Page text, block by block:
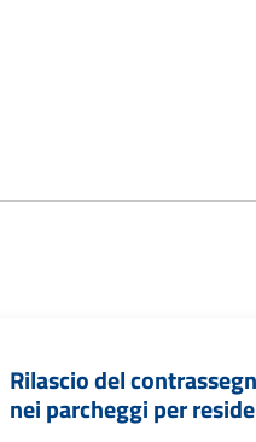
Rilascio del
nei parcheggi per